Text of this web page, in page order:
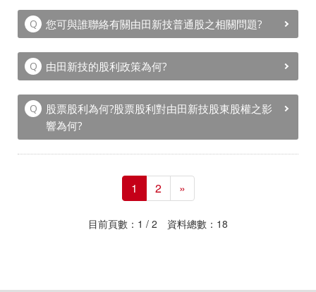
您可與誰聯絡有關由田新技普通股之相關問題?
由田新技的股利政策為何?
股票股利為何?股票股利對由田新技股東股權之影
響為何?
1 2 »
目前頁數：1 / 2 資料總數：18